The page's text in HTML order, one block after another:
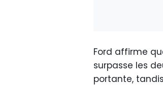
Ford affirme
surpasse les
portante,